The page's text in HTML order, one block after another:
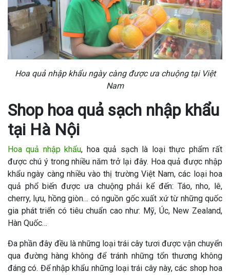
Hoa quả nhập khẩu ngày càng được ưa chuộng tại Việt
Nam
Shop hoa quả sạch nhập khẩu
tại Hà Nội
Hoa quả nhập khẩu, hoa quả sạch là loại thực phẩm rất
được chú ý trong nhiều năm trở lại đây. Hoa quả được nhập
khẩu ngày càng nhiều vào thị trường Việt Nam, các loại hoa
quả phổ biến được ưa chuộng phải kể đến: Táo, nho, lê,
cherry, lựu, hồng giòn… có nguồn gốc xuất xứ từ những quốc
gia phát triển có tiêu chuẩn cao như: Mỹ, Úc, New Zealand,
Hàn Quốc…
Đa phần đây đều là những loại trái cây tươi được vận chuyển
qua đường hàng không để tránh những tổn thương không
đáng có. Để nhập khẩu những loại trái cây này, các shop hoa